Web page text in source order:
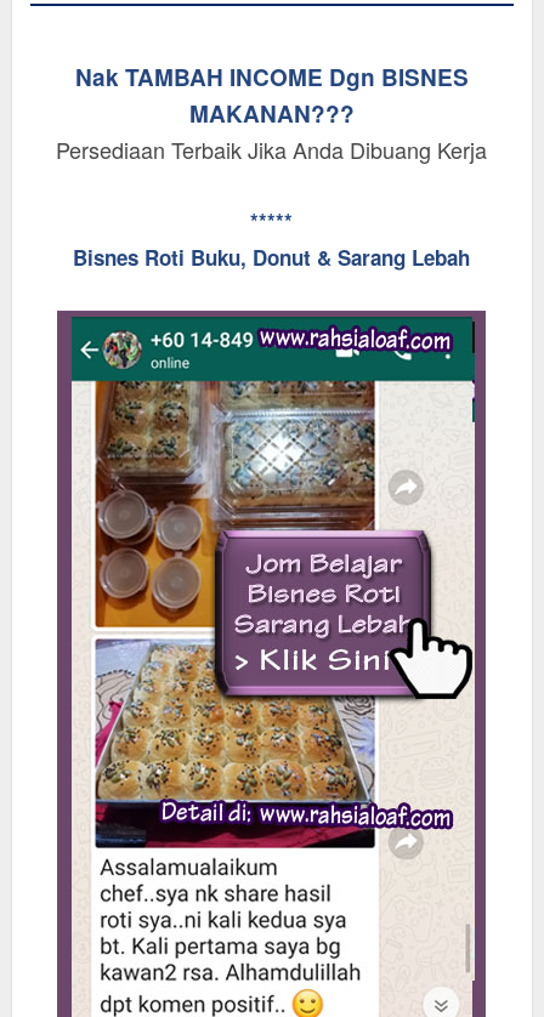
Nak TAMBAH INCOME Dgn BISNES
MAKANAN???
Persediaan Terbaik Jika Anda Dibuang Kerja
*****
Bisnes Roti Buku, Donut & Sarang Lebah